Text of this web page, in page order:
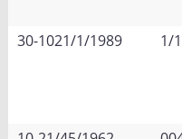
30-1021/1/1989 1/